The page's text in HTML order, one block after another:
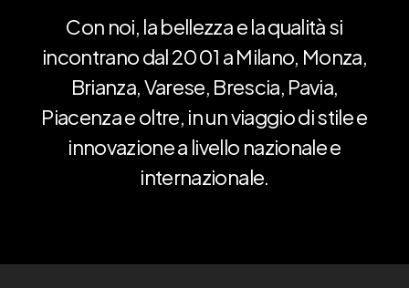
Con noi, labellezzaelaqualitàsi
incontranodal2001 aMilano, Monza,
Brianza,Varese, Brescia, Pavia,
Piacenzaeoltre, inunviaggiodistilee
innovazionea livello nazionalee
internazionale.